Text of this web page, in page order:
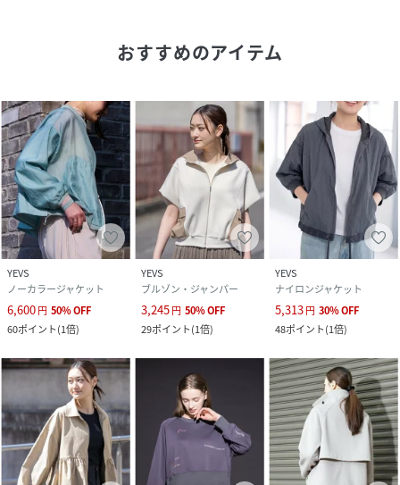
はもちろん、ワンピースやスカートと合わせてきれいめスタ
イルを楽しむのもおすすめです。ライナーを付けたまま冬の
アウターとして、ライナーを外して軽やかに羽織る春や秋の
スタイルにもぴったりです。
【MODEL】
グレージュ モデルサイズ :身長:163cm 着用サイズ:Free
性別タイプ レディース
サイズ
品番
NM0036_yk5zp003
yk5zp003-NE3-1 NM0036
おすすめのアイテム
YEVS
ノーカラージャケット
6,600円 50%OFF
60ポイント(1倍)
YEVS
ブルゾン・ジャンパー
3,245円 50%OFF
29ポイント(1倍)
YEVS
ナイロンジャケット
5,313円 30%OFF
48ポイント(1倍)